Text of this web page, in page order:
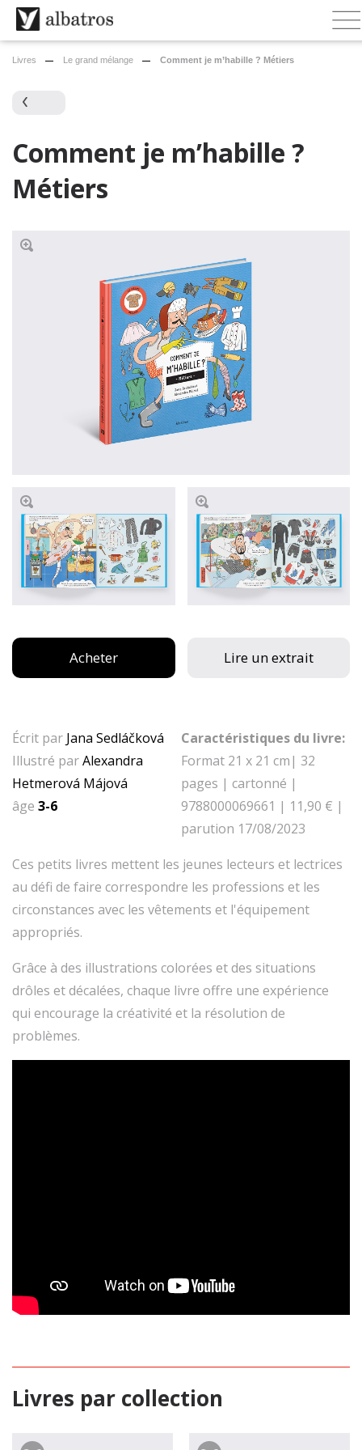
Livres Le grand mélange Comment je m’habille ? Métiers
Comment je m’habille ?
Métiers
Écrit par Jana Sedláčková
Illustré parAlexandra
Hetmerová Májová
âge 3-6
Caractéristiques du livre:
Format 21 x 21 cm| 32
pages | cartonné |
9788000069661 | 11,90 € |
parution 17/08/2023
Ces petits livres mettent les jeunes lecteurs et lectrices
au défi de faire correspondre les professions et les
circonstances avec les vêtements et l'équipement
appropriés.
Grâce à des illustrations colorées et des situations
drôles et décalées, chaque livre offre une expérience
qui encourage la créativité et la résolution de
problèmes.
Acheter Lire un extrait
Livres par collection